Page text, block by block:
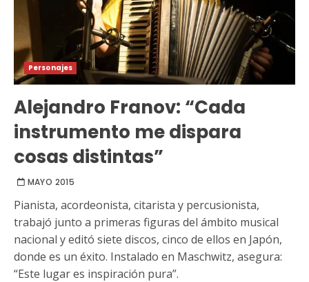
Personajes
Alejandro Franov: “Cada
instrumento me dispara
cosas distintas”
MAYO 2015
Pianista, acordeonista, citarista y percusionista,
trabajó junto a primeras figuras del ámbito musical
nacional y editó siete discos, cinco de ellos en Japón,
donde es un éxito. Instalado en Maschwitz, asegura:
“Este lugar es inspiración pura”.